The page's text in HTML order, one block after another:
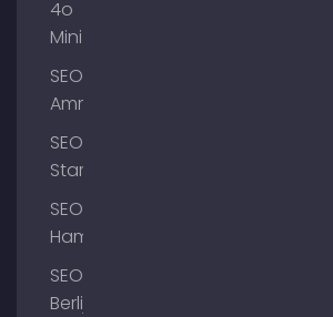
4o
Mini
SEO
Ammersee
SEO
Starnberg
SEO
Hamburg
SEO
Berlijn